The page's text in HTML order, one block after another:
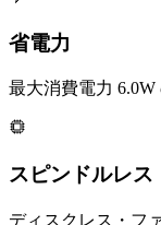
省電力
最大消費電力 6.0W
スピンドルレ
ディスクレス・フ